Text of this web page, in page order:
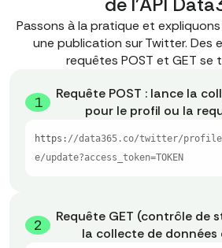
Passons à la pratique et
une publication sur Twitter. Des
requêtes POST et GET se
1
Requête POST : lance la
pour le profil ou la
https: //data365.co/twitter/profile/
e/update?access_token=TOKEN
2
Requête GET (contrôle de
la collecte de